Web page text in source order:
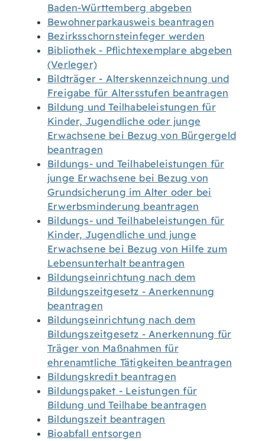
Baden-Württemberg abgeben
Bewohnerparkausweis beantragen
Bezirksschornsteinfeger werden
Bibliothek - Pflichtexemplare abgeben
(Verleger)
Bildträger - Alterskennzeichnung und
Freigabe für Altersstufen beantragen
Bildung und Teilhabeleistungen für
Kinder, Jugendliche oder junge
Erwachsene bei Bezug von Bürgergeld
beantragen
Bildungs- und Teilhabeleistungen für
junge Erwachsene bei Bezug von
Grundsicherung im Alter oder bei
Erwerbsminderung beantragen
Bildungs- und Teilhabeleistungen für
Kinder, Jugendliche und junge
Erwachsene bei Bezug von Hilfe zum
Lebensunterhalt beantragen
Bildungseinrichtung nach dem
Bildungszeitgesetz - Anerkennung
beantragen
Bildungseinrichtung nach dem
Bildungszeitgesetz - Anerkennung für
Träger von Maßnahmen für
ehrenamtliche Tätigkeiten beantragen
Bildungskredit beantragen
Bildungspaket - Leistungen für
Bildung und Teilhabe beantragen
Bildungszeit beantragen
Bioabfall entsorgen